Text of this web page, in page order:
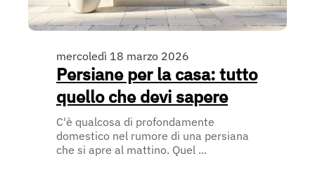
mercoledì 18 marzo 2026
Persiane per la casa: tutto
quello che devi sapere
C'è qualcosa di profondamente
domestico nel rumore di una persiana
che si apre al mattino. Quel ...